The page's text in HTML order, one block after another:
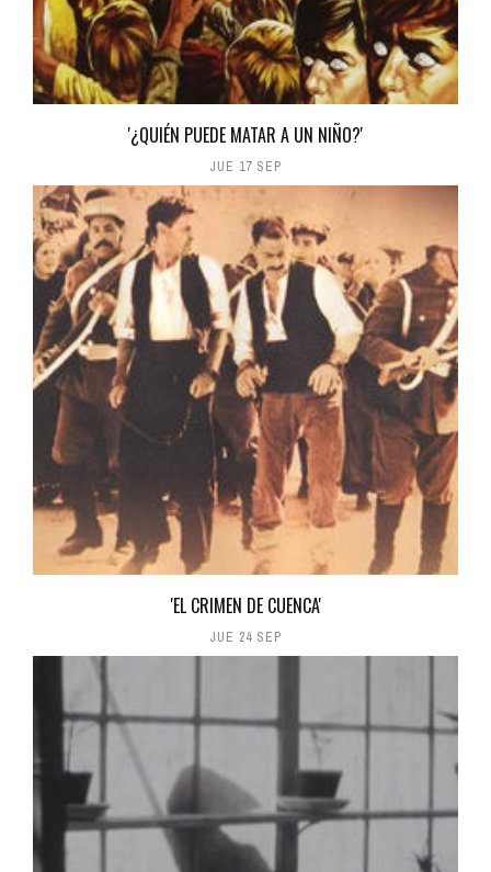
'¿QUIÉN PUEDE MATAR A UN NIÑO?'
JUE 17 SEP
'EL CRIMEN DE CUENCA'
JUE 24 SEP